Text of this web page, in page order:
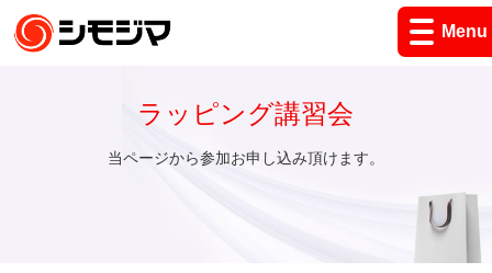
Menu
ラッピング講習会
当ページから参加お申し込み頂けます。